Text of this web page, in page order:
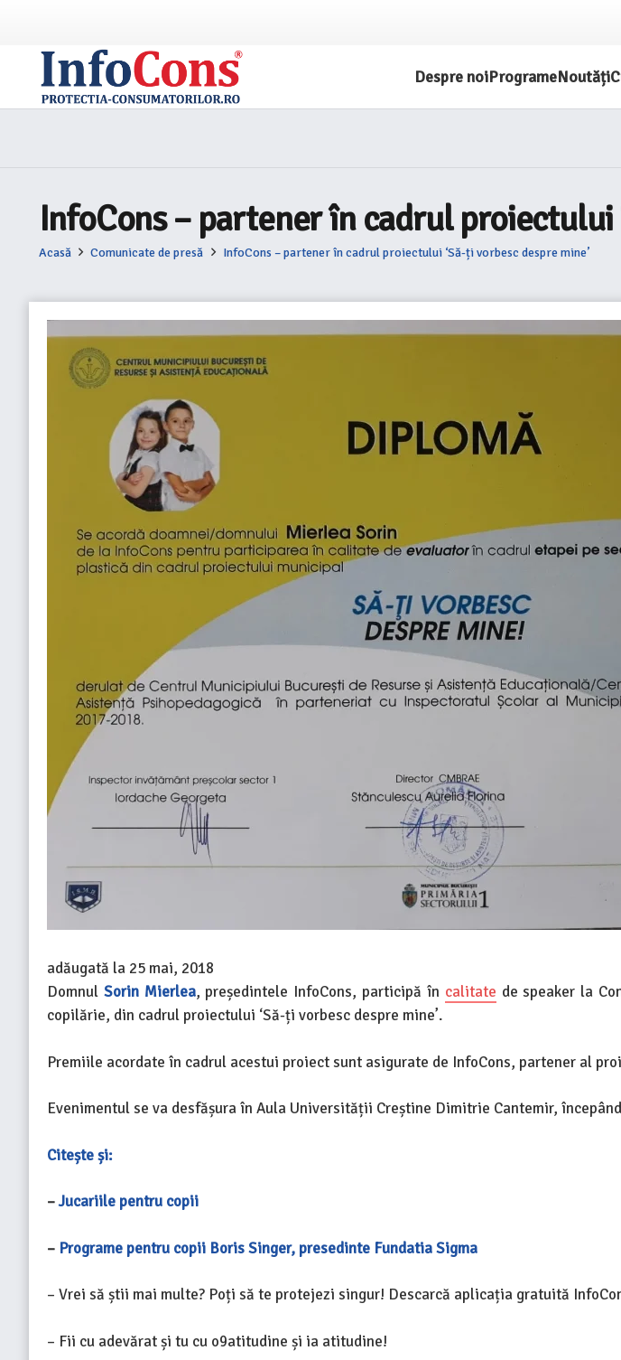
Despre noiProgrameNoutăți
InfoCons – partener în cadrul proiectului
Acasă Comunicate de presă InfoCons – partener în cadrul proiectului ‘Să-ți vorbesc despre mine’
adăugată la 25 mai, 2018
Domnul Sorin Mierlea, președintele InfoCons, participă în calitate de speaker la
copilărie, din cadrul proiectului ‘Să-ți vorbesc despre mine’.
Premiile acordate în cadrul acestui proiect sunt asigurate de InfoCons, partener al
Evenimentul se va desfășura în Aula Universității Creștine Dimitrie Cantemir,
Citește și:
–Jucariile pentru copii
– Programe pentru copii Boris Singer, presedinte Fundatia Sigma
– Vrei să știi mai multe? Poți să te protejezi singur! Descarcă aplicația gratuită
– Fii cu adevărat și tu cu o9atitudine și ia atitudine!